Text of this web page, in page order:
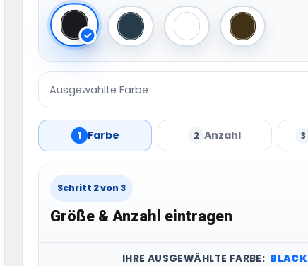
Black French NavyMidnight CamoOlive Green
Ausgewählte Farbe
1 Farbe 2 Anzahl 3
Schritt 2 von 3
Größe & Anzahl eintragen
IHRE AUSGEWÄHLTE FARBE: BLACK